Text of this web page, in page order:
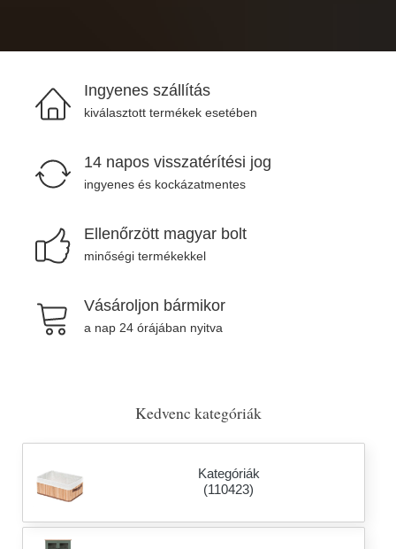
Ingyenes szállítás
kiválasztott termékek esetében
14 napos visszatérítési jog
ingyenes és kockázatmentes
Ellenőrzött magyar bolt
minőségi termékekkel
Vásároljon bármikor
a nap 24 órájában nyitva
Kedvenc kategóriák
Kategóriák
(110423)